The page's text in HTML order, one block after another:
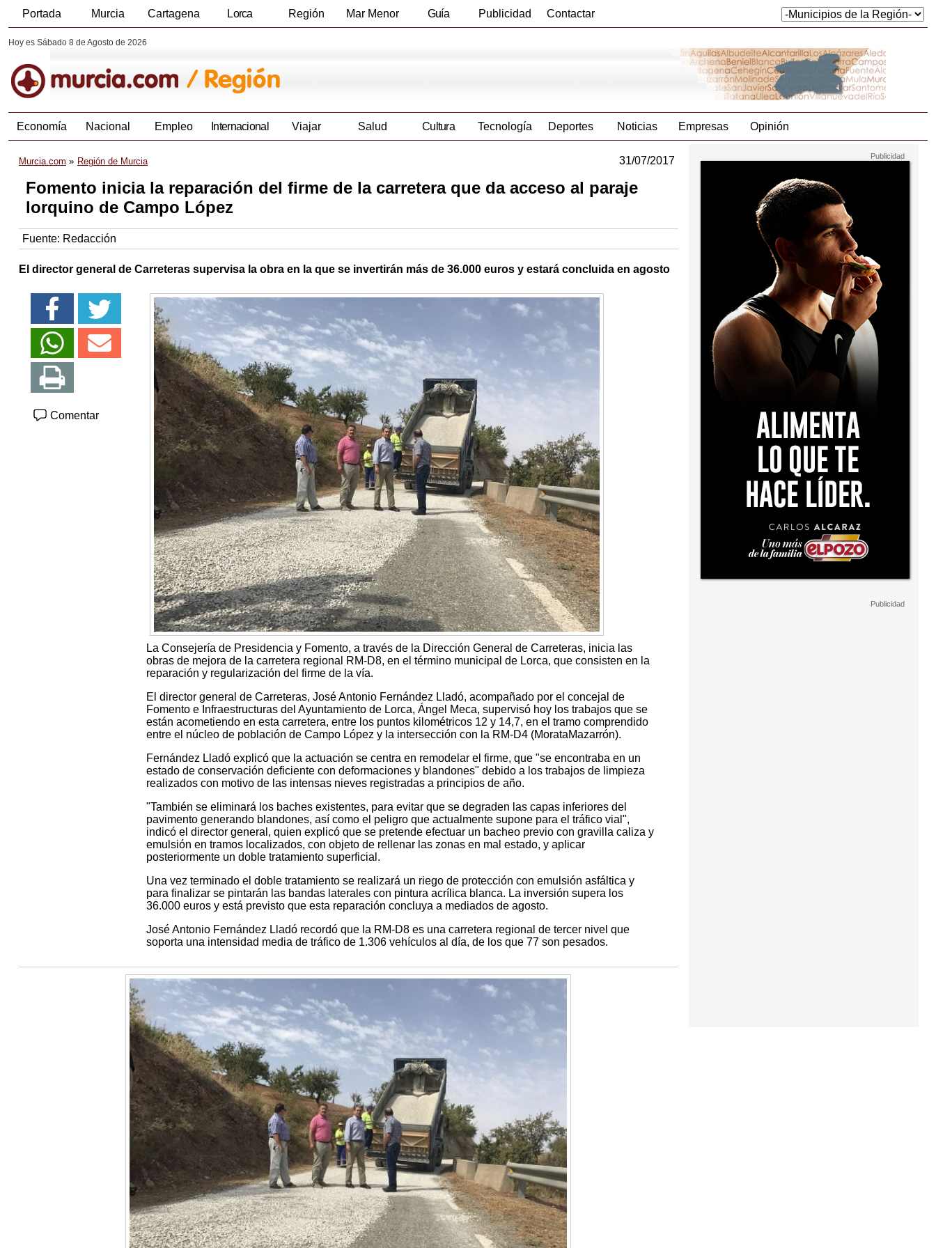
Portada Murcia Cartagena Lorca Región Mar Menor Guía Publicidad Contactar
Hoy es Sábado 8 de Agosto de 2026
Economía Nacional Empleo Internacional Viajar Salud Cultura Tecnología Deportes Noticias Empresas Opinión
Murcia.com Región de Murcia 31/07/2017
Fomento inicia la reparación del firme de la carretera que da acceso al paraje
lorquino de Campo López
Fuente: Redacción
El director general de Carreteras supervisa la obra en la que se invertirán más de 36.000 euros y estará concluida en agosto
Comentar
La Consejería de Presidencia y Fomento, a través de la Dirección General de Carreteras, inicia las
obras de mejora de la carretera regional RM-D8, en el término municipal de Lorca, que consisten en la
reparación y regularización del firme de la vía.
El director general de Carreteras, José Antonio Fernández Lladó, acompañado por el concejal de
Fomento e Infraestructuras del Ayuntamiento de Lorca, Ángel Meca, supervisó hoy los trabajos que se
están acometiendo en esta carretera, entre los puntos kilométricos 12 y 14,7, en el tramo comprendido
entre el núcleo de población de Campo López y la intersección con la RM-D4 (MorataMazarrón).
Fernández Lladó explicó que la actuación se centra en remodelar el firme, que "se encontraba en un
estado de conservación deficiente con deformaciones y blandones" debido a los trabajos de limpieza
realizados con motivo de las intensas nieves registradas a principios de año.
"También se eliminará los baches existentes, para evitar que se degraden las capas inferiores del
pavimento generando blandones, así como el peligro que actualmente supone para el tráfico vial",
indicó el director general, quien explicó que se pretende efectuar un bacheo previo con gravilla caliza y
emulsión en tramos localizados, con objeto de rellenar las zonas en mal estado, y aplicar
posteriormente un doble tratamiento superficial.
Una vez terminado el doble tratamiento se realizará un riego de protección con emulsión asfáltica y
para finalizar se pintarán las bandas laterales con pintura acrílica blanca. La inversión supera los
36.000 euros y está previsto que esta reparación concluya a mediados de agosto.
José Antonio Fernández Lladó recordó que la RM-D8 es una carretera regional de tercer nivel que
soporta una intensidad media de tráfico de 1.306 vehículos al día, de los que 77 son pesados.